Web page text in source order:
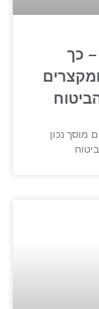
כך
מוסך נכון